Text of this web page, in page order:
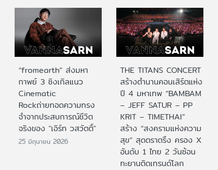
“fromearth” ส่งมหา
กาพย์ 3 ซิงเกิลแนว
Cinematic
Rockถ่ายทอดความทรง
จำจากประสบการณ์ชีวิต
จริงของ "เอิร์ท วสวัตติ์"
25 มิถุนายน 2026
THE TITANS CONCERT
สร้างตำนานคอนเสิร์ตแห่ง
ปี 4 มหาเทพ “BAMBAM
– JEFF SATUR – PP
KRIT – TIMETHAI”
สร้าง “สงครามแห่งความ
สุข” สุดตราตรึง ครอง X
อันดับ 1 ไทย 2 วันซ้อน
ทะยานติดเทรนด์โลก